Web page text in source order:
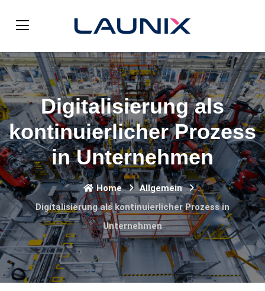
Digitalisierung als
kontinuierlicher Prozess
in Unternehmen
Home
Allgemein
Digitalisierung als kontinuierlicher Prozess in
Unternehmen